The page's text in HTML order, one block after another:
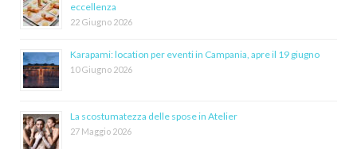
eccellenza
22 Giugno 2026
Karapami: location per eventi in Campania, apre il 19 giugno
10 Giugno 2026
La scostumatezza delle spose in Atelier
27 Maggio 2026